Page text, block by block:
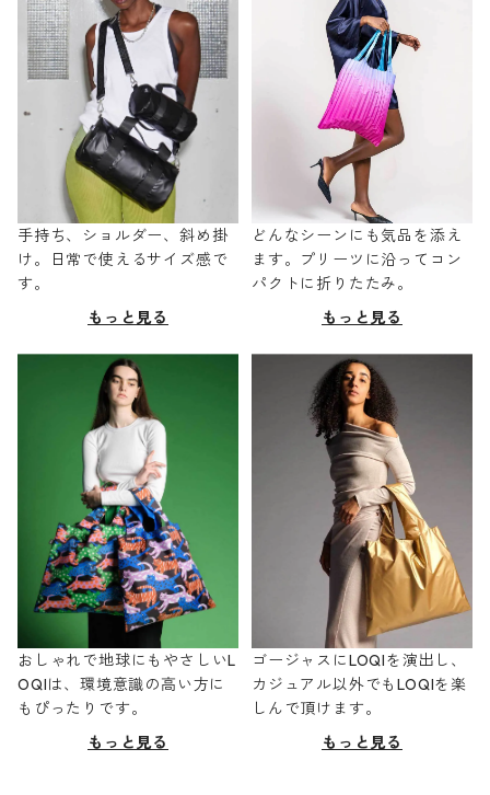
手持ち、ショルダー、斜め掛
け。日常で使えるサイズ感で
す。
もっと見る
どんなシーンにも気品を添え
ます。プリーツに沿ってコン
パクトに折りたたみ。
もっと見る
おしゃれで地球にもやさしいL
OQIは、環境意識の高い方に
もぴったりです。
もっと見る
ゴージャスにLOQIを演出し、
カジュアル以外でもLOQIを楽
しんで頂けます。
もっと見る